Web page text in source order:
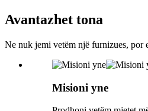
Avantazhet tona
Ne nuk jemi vetëm një furnizues, por
Misioni yne